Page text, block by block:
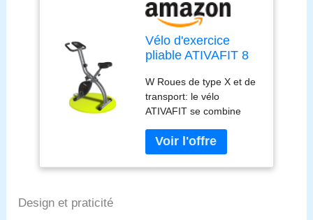
Vélo d'exercice
pliable ATIVAFIT 8
résistance F-Vélo
avec capteur de
fréquence cardiaque
+ support de
téléphone
W Roues de type X et de
transport: le vélo
ATIVAFIT se combine
l’équilibre physique de
type X dans la
conception. Il est sûr et
Design et praticité